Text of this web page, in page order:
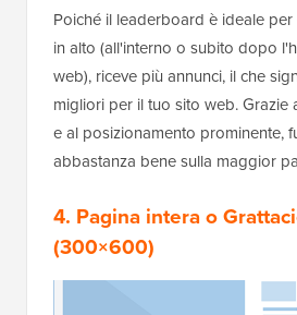
Poiché il leaderboard è ideale
in alto (all'interno o subito dopo
web), riceve più annunci, il che
migliori per il tuo sito web. Grazie
e al posizionamento prominente,
abbastanza bene sulla maggior
4. Pagina intera o
(300×600)